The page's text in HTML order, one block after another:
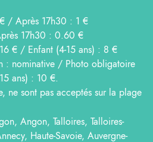
/ Après 17h30 : 1 €
17h30 : 0.60 €
€ / Enfant (4-15 ans) : 8 €
: nominative / Photo obligatoire
ans) : 10 €.
ne sont pas acceptés sur la plage
Angon, Talloires, Talloires-
Haute-Savoie, Auvergne-